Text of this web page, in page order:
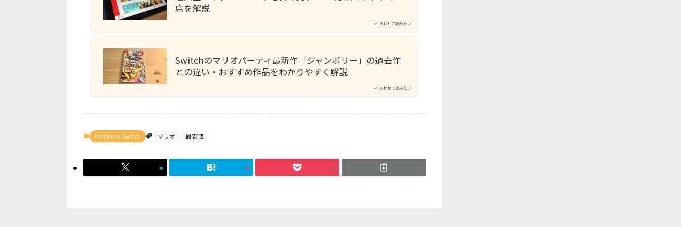
あわせて読みたい
店を解説
あわせて読みたい
Switchのマリオパーティ最新作「ジャンボリー」の過去作
との違い・おすすめ作品をわかりやすく解説
Nintendo Switch マリオ 最安値